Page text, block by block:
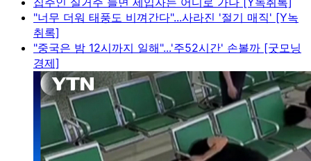
"너무 더워 태풍도 비껴간다"...사라진 '절기 매직' [Y녹
취록]
"중국은 밤 12시까지 일해"...'주52시간' 손볼까 [굿모닝
경제]